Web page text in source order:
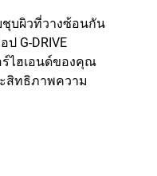
บผิวที่วางซ้อนกัน
G-DRIVE
ไฮเอนด์ของคุณ
สิทธิภาพความ